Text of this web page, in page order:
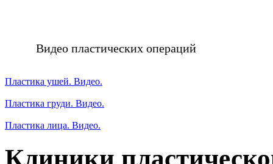
Видео пластических операций
Пластика ушей. Видео.
Пластика груди. Видео.
Пластика лица. Видео.